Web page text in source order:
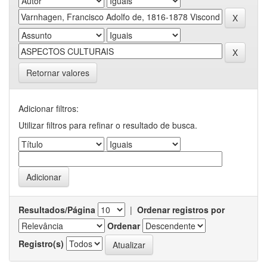
Retornar valores
Adicionar filtros:
Utilizar filtros para refinar o resultado de busca.
Resultados/Página | Ordenar registros por
Ordenar
Registro(s)